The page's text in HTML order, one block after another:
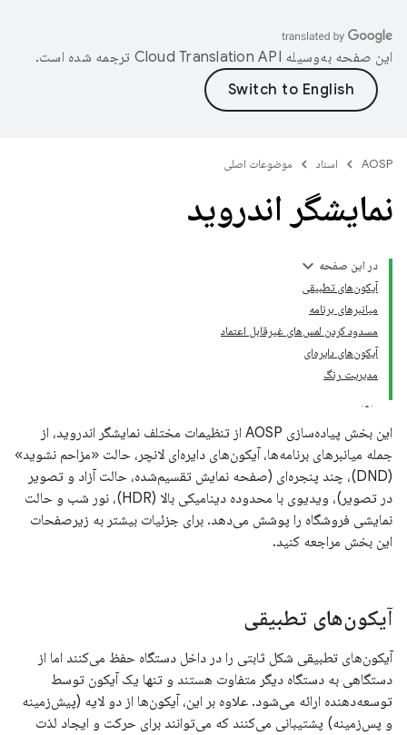
این صفحه به‌وسیله ترجمه شده است.
AOSP اسناد موضوعات اصلی
نمایشگر اندروید
در این صفحه
آیکون‌های تطبیقی
میانبرهای برنامه
مسدود کردن لمس‌های غیرقابل اعتماد
آیکون‌های دایره‌ای
مدیریت رنگ
این بخش پیاده‌سازی AOSP از تنظیمات مختلف نمایشگر اندروید، از
جمله میانبرهای برنامه‌ها، آیکون‌های دایره‌ای لانچر، حالت «مزاحم نشوید»
(DND)، چند پنجره‌ای (صفحه نمایش تقسیم‌شده، حالت آزاد و تصویر
در تصویر)، ویدیوی با محدوده دینامیکی بالا (HDR)، نور شب و حالت
نمایشی فروشگاه را پوشش می‌دهد. برای جزئیات بیشتر به زیرصفحات
این بخش مراجعه کنید.
آیکون‌های تطبیقی
آیکون‌های تطبیقی ​​​​شکل ثابتی را در داخل دستگاه حفظ می‌کنند اما از
دستگاهی به دستگاه دیگر متفاوت هستند و تنها یک آیکون توسط
توسعه‌دهنده ارائه می‌شود. علاوه بر این، آیکون‌ها از دو لایه (پیش‌زمینه
و پس‌زمینه) پشتیبانی می‌کنند که می‌توانند برای حرکت و ایجاد لذت